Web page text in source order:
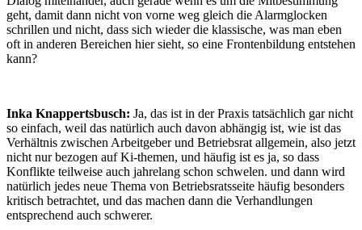
geht, damit dann nicht von vorne weg gleich die Alarmglocken
schrillen und nicht, dass sich wieder die klassische, was man eben
oft in anderen Bereichen hier sieht, so eine Frontenbildung entstehen
kann?
Inka Knappertsbusch: Ja, das ist in der Praxis tatsächlich gar nicht
so einfach, weil das natürlich auch davon abhängig ist, wie ist das
Verhältnis zwischen Arbeitgeber und Betriebsrat allgemein, also jetzt
nicht nur bezogen auf Ki-themen, und häufig ist es ja, so dass
Konflikte teilweise auch jahrelang schon schwelen. und dann wird
natürlich jedes neue Thema von Betriebsratsseite häufig besonders
kritisch betrachtet, und das machen dann die Verhandlungen
entsprechend auch schwerer.